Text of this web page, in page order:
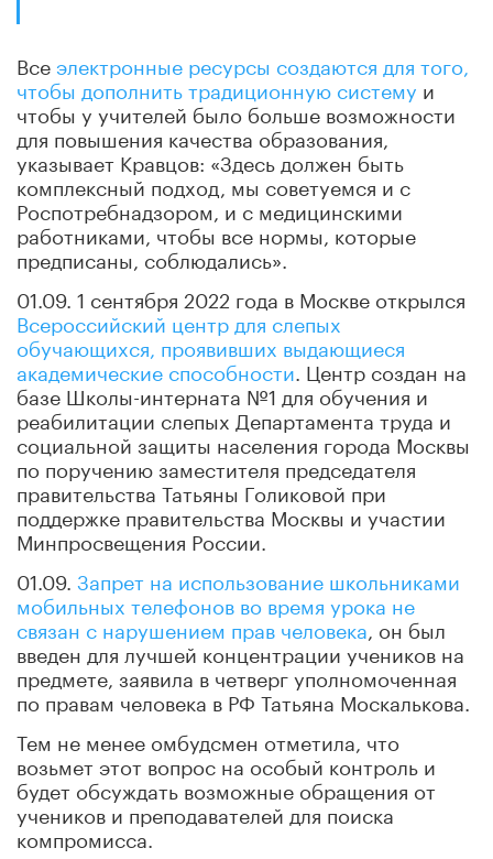
Все электронные ресурсы создаются для того,
чтобы дополнить традиционную систему и
чтобы у учителей было больше возможности
для повышения качества образования,
указывает Кравцов: «Здесь должен быть
комплексный подход, мы советуемся и с
Роспотребнадзором, и с медицинскими
работниками, чтобы все нормы, которые
предписаны, соблюдались».
01.09. 1 сентября 2022 года в Москве открылся
Всероссийский центр для слепых
обучающихся, проявивших выдающиеся
академические способности . Центр создан на
базе Школы-интерната №1 для обучения и
реабилитации слепых Департамента труда и
социальной защиты населения города Москвы
по поручению заместителя председателя
правительства Татьяны Голиковой при
поддержке правительства Москвы и участии
Минпросвещения России.
01.09. Запрет на использование школьниками
мобильных телефонов во время урока не
связан с нарушением прав человека , он был
введен для лучшей концентрации учеников на
предмете, заявила в четверг уполномоченная
по правам человека в РФ Татьяна Москалькова.
Тем не менее омбудсмен отметила, что
возьмет этот вопрос на особый контроль и
будет обсуждать возможные обращения от
учеников и преподавателей для поиска
компромисса.